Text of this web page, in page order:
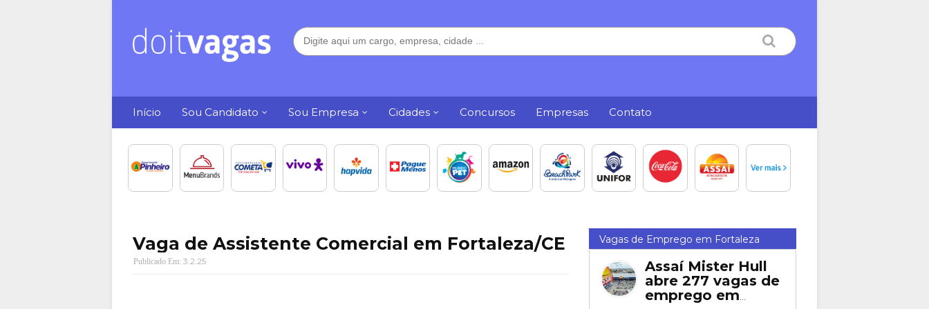
Início Sou Candidato Sou Empresa Cidades Concursos Empresas Contato
Vaga de Assistente Comercial em Fortaleza/CE
3.2.25
Vagas de Emprego em Fortaleza
Assaí Mister Hull
abre 277 vagas de
emprego em